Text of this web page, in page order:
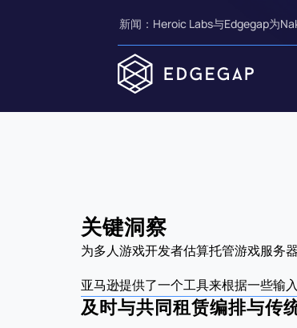
新闻：Heroic Labs与Edgegap为
关键洞察
为多人游戏开发者估算托管游戏服务
亚马逊提供了一个工具来根据一些输
及时与共同租赁编排与传